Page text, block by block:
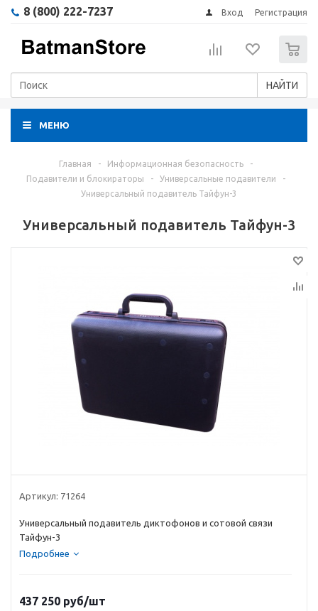
8 (800) 222-7237 Вход Регистрация
НАЙТИ
МЕНЮ
Главная - Информационная безопасность
-
Подавители и блокираторы
- Универсальные подавители
-
Универсальный подавитель Тайфун-3
Универсальный подавитель Тайфун-3
Артикул: 71264
Универсальный подавитель диктофонов и сотовой связи
Тайфун-3
Подробнее
437 250 руб/шт